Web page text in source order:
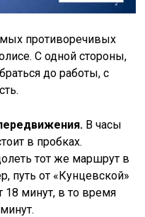
противоречивых
С одной стороны,
до работы, с
В часы
в пробках.
тот же маршрут в
путь от «Кунцевской»
18 минут, в то время